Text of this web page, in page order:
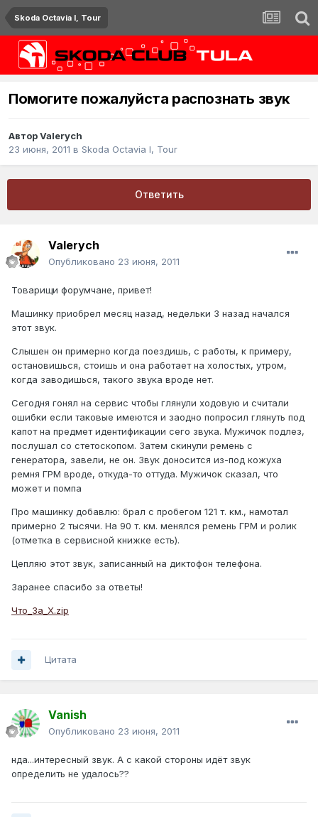
Skoda Octavia I, Tour
Помогите пожалуйста распознать звук
АвторValerych
23 июня, 2011 в Skoda Octavia I, Tour
Ответить
Valerych
Опубликовано 23 июня, 2011
Товарищи форумчане, привет!
Машинку приобрел месяц назад, недельки 3 назад начался
этот звук.
Слышен он примерно когда поездишь, с работы, к примеру,
остановишься, стоишь и она работает на холостых, утром,
когда заводишься, такого звука вроде нет.
Сегодня гонял на сервис чтобы глянули ходовую и считали
ошибки если таковые имеются и заодно попросил глянуть под
капот на предмет идентификации сего звука. Мужичок подлез,
послушал со стетоскопом. Затем скинули ремень с
генератора, завели, не он. Звук доносится из-под кожуха
ремня ГРМ вроде, откуда-то оттуда. Мужичок сказал, что
может и помпа
Про машинку добавлю: брал с пробегом 121 т. км., намотал
примерно 2 тысячи. На 90 т. км. менялся ремень ГРМ и ролик
(отметка в сервисной книжке есть).
Цепляю этот звук, записанный на диктофон телефона.
Заранее спасибо за ответы!
Что_За_Х.zip
Цитата
Vanish
Опубликовано 23 июня, 2011
нда...интересный звук. А с какой стороны идёт звук
определить не удалось??